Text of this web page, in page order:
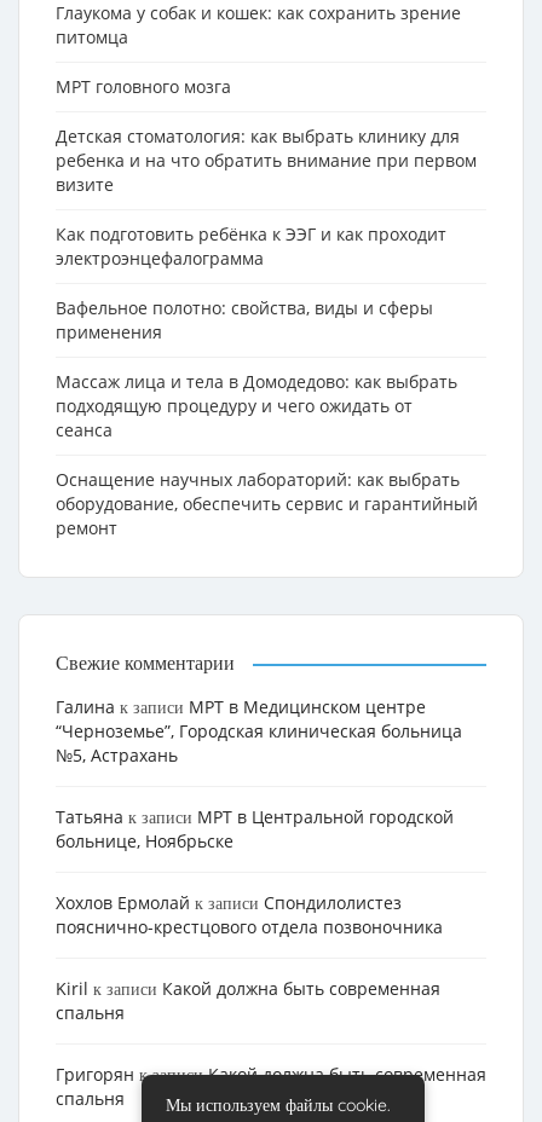
Глаукома у собак и кошек: как сохранить зрение
питомца
МРТ головного мозга
Детская стоматология: как выбрать клинику для
ребенка и на что обратить внимание при первом
визите
Как подготовить ребёнка к ЭЭГ и как проходит
электроэнцефалограмма
Вафельное полотно: свойства, виды и сферы
применения
Массаж лица и тела в Домодедово: как выбрать
подходящую процедуру и чего ожидать от
сеанса
Оснащение научных лабораторий: как выбрать
оборудование, обеспечить сервис и гарантийный
ремонт
Свежие комментарии
Галина к записи МРТ в Медицинском центре
“Черноземье”, Городская клиническая больница
№5, Астрахань
Татьяна к записи МРТ в Центральной городской
больнице, Ноябрьске
Хохлов Ермолай к записи Cпондилолистез
пояснично-крестцового отдела позвоночника
Kiril к записи Какой должна быть современная
спальня
Григорян к записиКакой должна быть современная
спальня
Мы используем файлы cookie.